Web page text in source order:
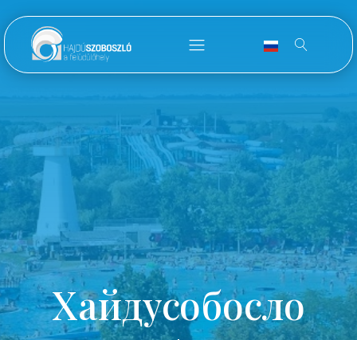
Хайдусобосло